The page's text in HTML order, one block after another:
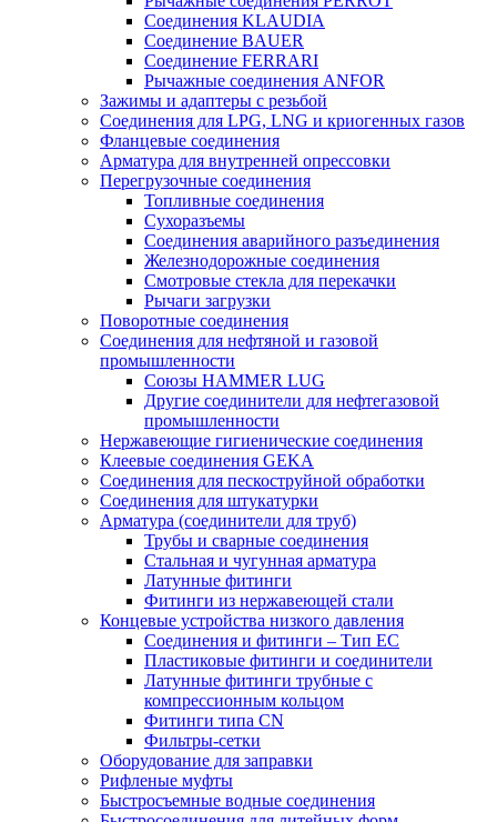
Соединения KLAUDIA
Соединение BAUER
Соединение FERRARI
Рычажные соединения ANFOR
Зажимы и адаптеры с резьбой
Соединения для LPG, LNG и криогенных газов
Фланцевые соединения
Арматура для внутренней опрессовки
Перегрузочные соединения
Топливные соединения
Сухоразъемы
Соединения аварийного разъединения
Железнодорожные соединения
Смотровые стекла для перекачки
Рычаги загрузки
Поворотные соединения
Соединения для нефтяной и газовой
промышленности
Союзы HAMMER LUG
Другие соединители для нефтегазовой
промышленности
Нержавеющие гигиенические соединения
Клеевые соединения GEKA
Соединения для пескоструйной обработки
Cоединения для штукатурки
Арматура (соединители для труб)
Трубы и сварные соединения
Стальная и чугунная арматура
Латунные фитинги
Фитинги из нержавеющей стали
Концевые устройства низкого давления
Соединения и фитинги – Тип EC
Пластиковые фитинги и соединители
Латунные фитинги трубные с
компрессионным кольцом
Фитинги типа CN
Фильтры-сетки
Оборудование для заправки
Рифленые муфты
Быстросъемные водные соединения